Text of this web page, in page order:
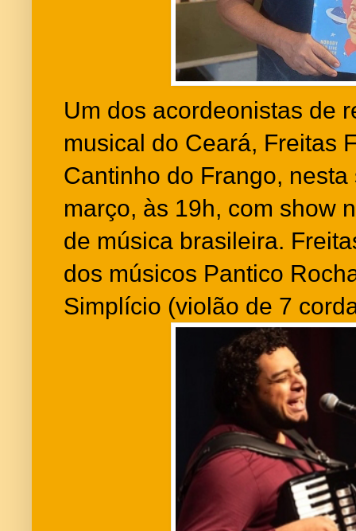
Um dos acordeonistas de
musical do Ceará, Freitas
Cantinho do Frango,
março, às 19h, com show
de música brasileira.
dos músicos Pantico
Simplício (violão de 7